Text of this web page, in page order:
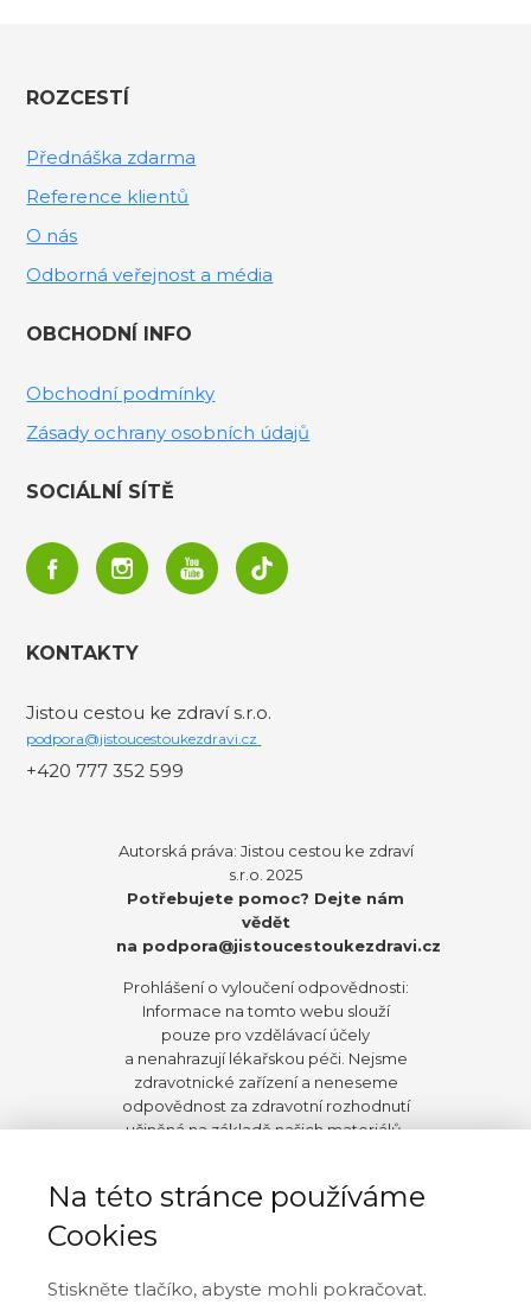
ROZCESTÍ
Přednáška zdarma
Reference klientů
O nás
Odborná veřejnost a média
OBCHODNÍ INFO
Obchodní podmínky
Zásady ochrany osobních údajů
SOCIÁLNÍ SÍTĚ
KONTAKTY
Jistou cestou ke zdraví s.r.o.
podpora@jistoucestoukezdravi.cz
+420 777 352 599
Autorská práva: Jistou cestou ke zdraví
s.r.o. 2025
Potřebujete pomoc? Dejte nám
vědět
na podpora@jistoucestoukezdravi.cz
Prohlášení o vyloučení odpovědnosti:
Informace na tomto webu slouží
pouze pro vzdělávací účely
a nenahrazují lékařskou péči. Nejsme
zdravotnické zařízení a neneseme
odpovědnost za zdravotní rozhodnutí
učiněná na základě našich materiálů.
doplňků doporučujeme konzultaci
zákonem se autor a spřízněné
Na této stránce používáme
Cookies
Stiskněte tlačíko, abyste mohli pokračovat.